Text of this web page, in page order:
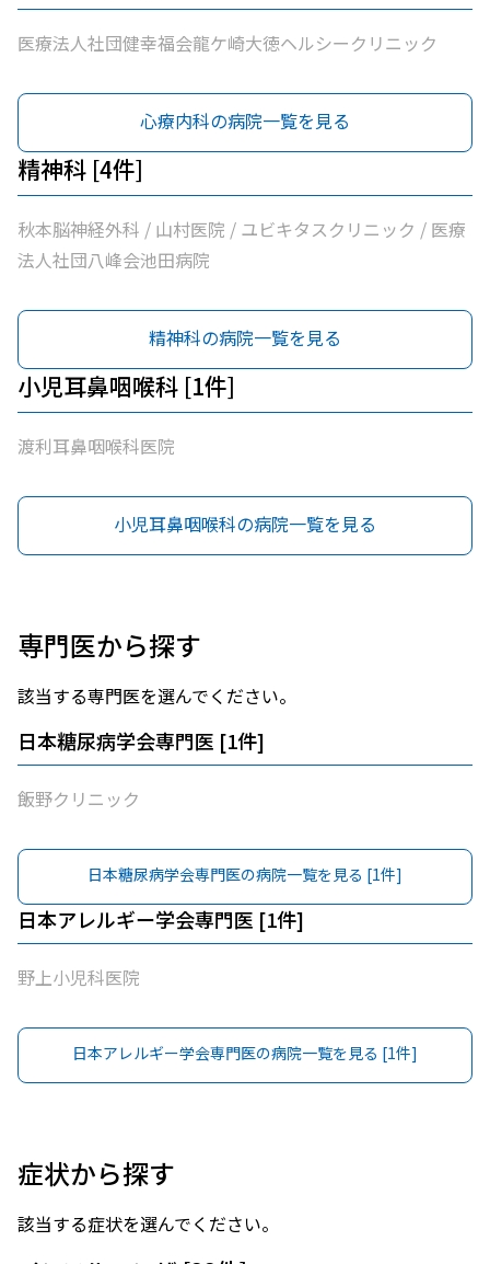
医療法人社団健幸福会龍ケ崎大徳ヘルシークリニック
心療内科の病院一覧を見る
精神科 [4件]
秋本脳神経外科 / 山村医院 / ユビキタスクリニック / 医療
法人社団八峰会池田病院
精神科の病院一覧を見る
小児耳鼻咽喉科 [1件]
渡利耳鼻咽喉科医院
小児耳鼻咽喉科の病院一覧を見る
専門医から探す
該当する専門医を選んでください。
日本糖尿病学会専門医 [1件]
飯野クリニック
日本糖尿病学会専門医の病院一覧を見る [1件]
日本アレルギー学会専門医 [1件]
野上小児科医院
日本アレルギー学会専門医の病院一覧を見る [1件]
症状から探す
該当する症状を選んでください。